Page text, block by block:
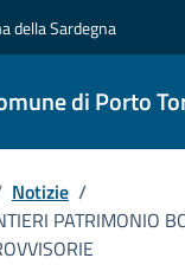
della Sardegna
di Porto
Notizie /
PATRIMONIO